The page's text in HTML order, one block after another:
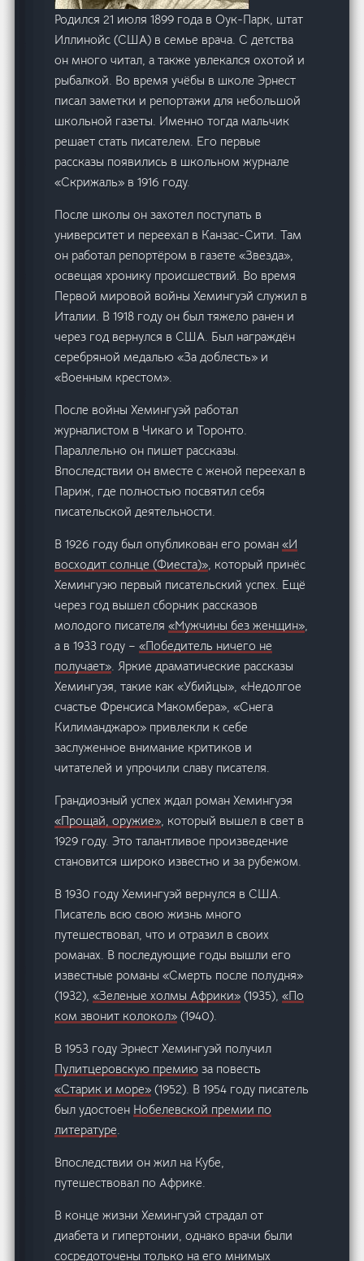
Родился 21 июля 1899 года в Оук-Парк, штат
Иллинойс (США) в семье врача. С детства
он много читал, а также увлекался охотой и
рыбалкой. Во время учёбы в школе Эрнест
писал заметки и репортажи для небольшой
школьной газеты. Именно тогда мальчик
решает стать писателем. Его первые
рассказы появились в школьном журнале
«Скрижаль» в 1916 году.
После школы он захотел поступать в
университет и переехал в Канзас-Сити. Там
он работал репортёром в газете «Звезда»,
освещая хронику происшествий. Во время
Первой мировой войны Хемингуэй служил в
Италии. В 1918 году он был тяжело ранен и
через год вернулся в США. Был награждён
серебряной медалью «За доблесть» и
«Военным крестом».
После войны Хемингуэй работал
журналистом в Чикаго и Торонто.
Параллельно он пишет рассказы.
Впоследствии он вместе с женой переехал в
Париж, где полностью посвятил себя
писательской деятельности.
В 1926 году был опубликован его роман«И
восходит солнце (Фиеста)», который принёс
Хемингуэю первый писательский успех. Ещё
через год вышел сборник рассказов
молодого писателя«Мужчины без женщин»,
а в 1933 году –«Победитель ничего не
получает». Яркие драматические рассказы
Хемингуэя, такие как «Убийцы», «Недолгое
счастье Френсиса Макомбера», «Снега
Килиманджаро» привлекли к себе
заслуженное внимание критиков и
читателей и упрочили славу писателя.
Грандиозный успех ждал роман Хемингуэя
«Прощай, оружие», который вышел в свет в
1929 году. Это талантливое произведение
становится широко известно и за рубежом.
В 1930 году Хемингуэй вернулся в США.
Писатель всю свою жизнь много
путешествовал, что и отразил в своих
романах. В последующие годы вышли его
известные романы «Смерть после полудня»
(1932),«Зеленые холмы Африки» (1935),«По
ком звонит колокол» (1940).
В 1953 году Эрнест Хемингуэй получил
Пулитцеровскую премию за повесть
«Старик и море» (1952). В 1954 году писатель
был удостоен Нобелевской премии по
литературе.
Впоследствии он жил на Кубе,
путешествовал по Африке.
В конце жизни Хемингуэй страдал от
диабета и гипертонии, однако врачи были
сосредоточены только на его мнимых